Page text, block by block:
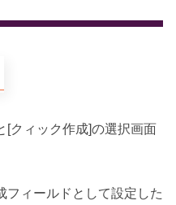
[クィック作成]の選択画面
フィールドとして設定した